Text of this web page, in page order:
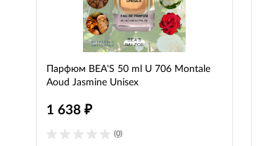
Парфюм BEA'S 50 ml U 706 Montale
Aoud Jasmine Unisex
(0)
1 638 ₽